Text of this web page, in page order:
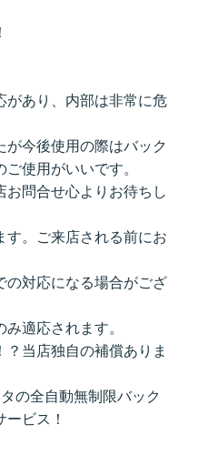
があり、内部は非常に危
今後使用の際はバック
使用がいいです。
お問合せ心よりお待ちし
。ご来店される前にお
対応になる場合がござ
適応されます。
当店独自の補償ありま
の全自動無制限バック
ビス！